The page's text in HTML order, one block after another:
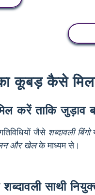
कूबड़ कैसे
करें ताकि
जैसे शब्दावली बिंगो
और खेलके माध्यम से।
साथी